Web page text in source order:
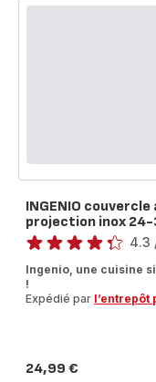
INGENIO
projection inox
Note
4.3
Ingenio, une cuisine
!
Expédié par l’entrepôt
Prix
24,99 €